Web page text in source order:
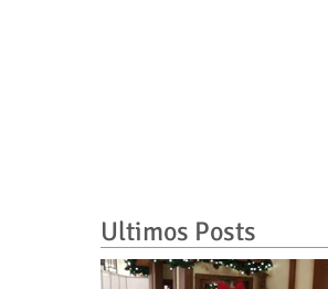
Ultimos Posts